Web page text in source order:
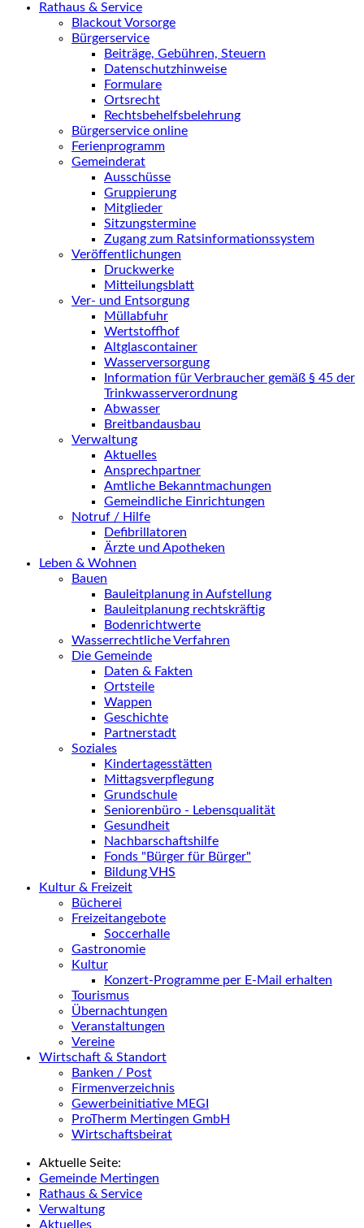
Rathaus & Service
Blackout Vorsorge
Bürgerservice
Beiträge, Gebühren, Steuern
Datenschutzhinweise
Formulare
Ortsrecht
Rechtsbehelfsbelehrung
Bürgerservice online
Ferienprogramm
Gemeinderat
Ausschüsse
Gruppierung
Mitglieder
Sitzungstermine
Zugang zum Ratsinformationssystem
Veröffentlichungen
Druckwerke
Mitteilungsblatt
Ver- und Entsorgung
Müllabfuhr
Wertstoffhof
Altglascontainer
Wasserversorgung
Information für Verbraucher gemäß § 45 der
Trinkwasserverordnung
Abwasser
Breitbandausbau
Verwaltung
Aktuelles
Ansprechpartner
Amtliche Bekanntmachungen
Gemeindliche Einrichtungen
Notruf / Hilfe
Defibrillatoren
Ärzte und Apotheken
Leben & Wohnen
Bauen
Bauleitplanung in Aufstellung
Bauleitplanung rechtskräftig
Bodenrichtwerte
Wasserrechtliche Verfahren
Die Gemeinde
Daten & Fakten
Ortsteile
Wappen
Geschichte
Partnerstadt
Soziales
Kindertagesstätten
Mittagsverpflegung
Grundschule
Seniorenbüro - Lebensqualität
Gesundheit
Nachbarschaftshilfe
Fonds "Bürger für Bürger"
Bildung VHS
Kultur & Freizeit
Bücherei
Freizeitangebote
Soccerhalle
Gastronomie
Kultur
Konzert-Programme per E-Mail erhalten
Tourismus
Übernachtungen
Veranstaltungen
Vereine
Wirtschaft & Standort
Banken / Post
Firmenverzeichnis
Gewerbeinitiative MEGI
ProTherm Mertingen GmbH
Wirtschaftsbeirat
Aktuelle Seite:
Gemeinde Mertingen
Rathaus & Service
Verwaltung
Aktuelles